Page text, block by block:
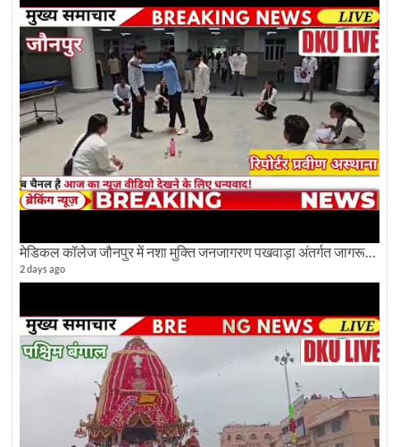
मेडिकल कॉलेज जौनपुर में नशा मुक्ति जनजागरण पखवाड़ा अंतर्गत जागरूकता कार्यक्रम आयोजित
2 days ago